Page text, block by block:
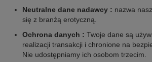
Neutralne dane nadawcy : nazwa
się z branżą erotyczną.
Ochrona danych : Twoje dane są
realizacji transakcji i chronione na
Nie udostępniamy ich osobom trzecim.